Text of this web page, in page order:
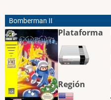
Bomberman II
Plataforma
Región